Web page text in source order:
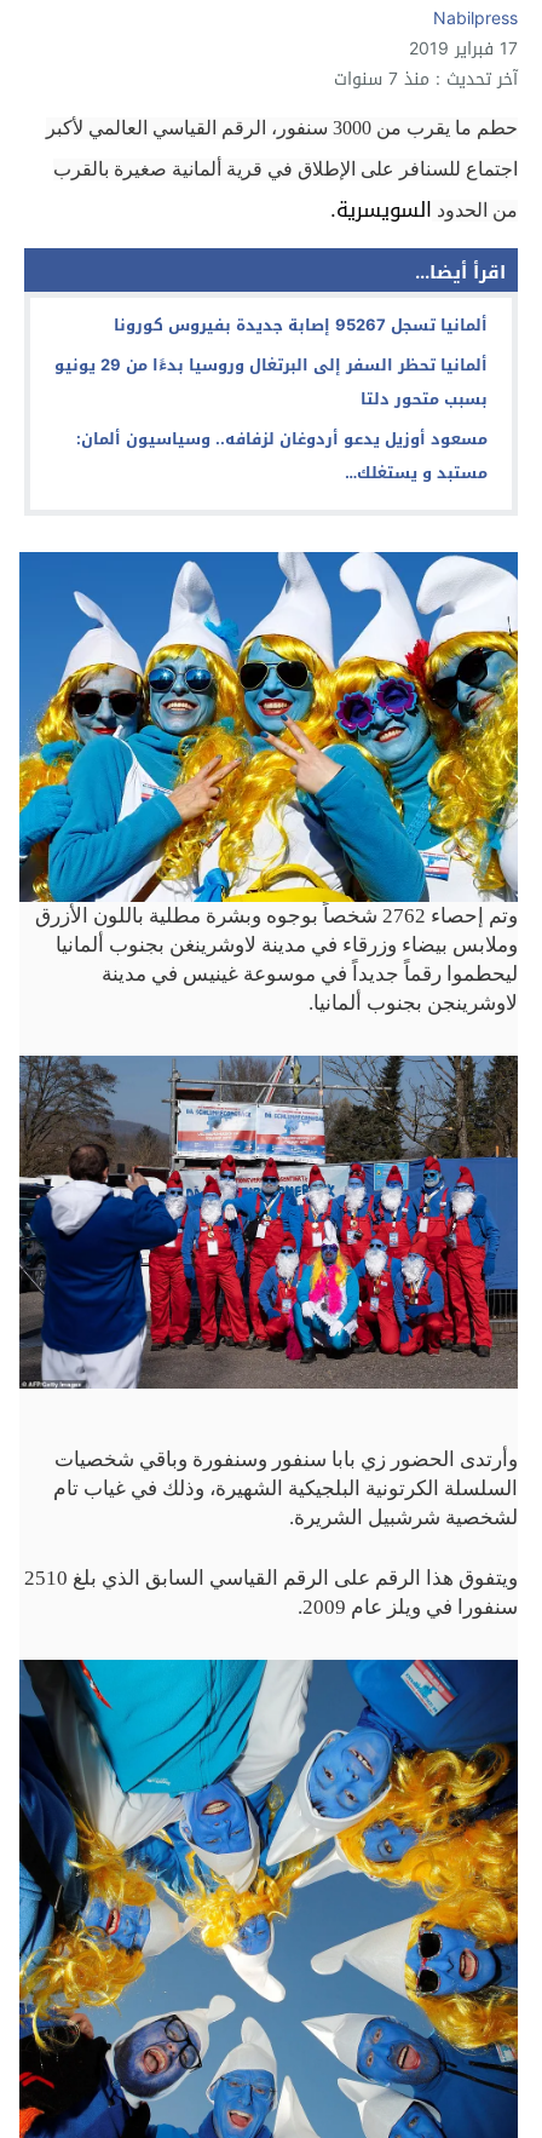
Nabilpress
17 فبراير 2019
آخر تحديث : منذ 7 سنوات
حطم ما يقرب من 3000 سنفور، الرقم القياسي العالمي لأكبر
اجتماع للسنافر على الإطلاق في قرية ألمانية صغيرة بالقرب
من الحدود السويسرية.
اقرأ أيضا...
ألمانيا تسجل 95267 إصابة جديدة بفيروس كورونا
ألمانيا تحظر السفر إلى البرتغال وروسيا بدءًا من 29 يونيو
بسبب متحور دلتا
مسعود أوزيل يدعو أردوغان لزفافه.. وسياسيون ألمان:
مستبد و يستغلك…
وتم إحصاء 2762 شخصاً بوجوه وبشرة مطلية باللون الأزرق
وملابس بيضاء وزرقاء في مدينة لاوشرينغن بجنوب ألمانيا
ليحطموا رقماً جديداً في موسوعة غينيس في مدينة
لاوشرينجن بجنوب ألمانيا.
وأرتدى الحضور زي بابا سنفور وسنفورة وباقي شخصيات
السلسلة الكرتونية البلجيكية الشهيرة، وذلك في غياب تام
لشخصية شرشبيل الشريرة.
ويتفوق هذا الرقم على الرقم القياسي السابق الذي بلغ 2510
سنفورا في ويلز عام 2009.